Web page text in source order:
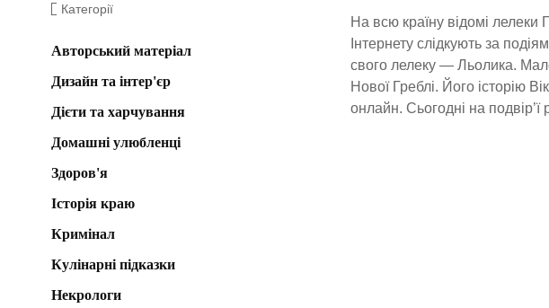
На всю країну відомі лелеки
Інтернету слідкують за
свого лелеку — Льолика.
Нової Греблі. Його історію
онлайн. Сьогодні на
Категорії
Авторський матеріал
Дизайн та інтер'єр
Дієти та харчування
Домашні улюбленці
Здоров'я
Історія краю
Кримінал
Кулінарні підказки
Некрологи